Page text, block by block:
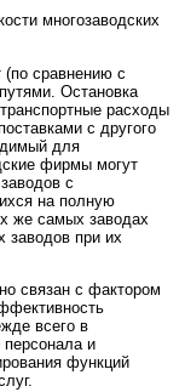
многозаводских
(по сравнению с
Остановка
расходы
с другого
для
фирмы могут
с
на полную
же самых заводах
заводов при их
связан с фактором
всего в
и
функций